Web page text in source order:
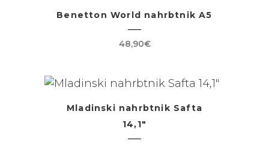
Benetton World nahrbtnik A5
48,90€
Mladinski nahrbtnik Safta
14,1″